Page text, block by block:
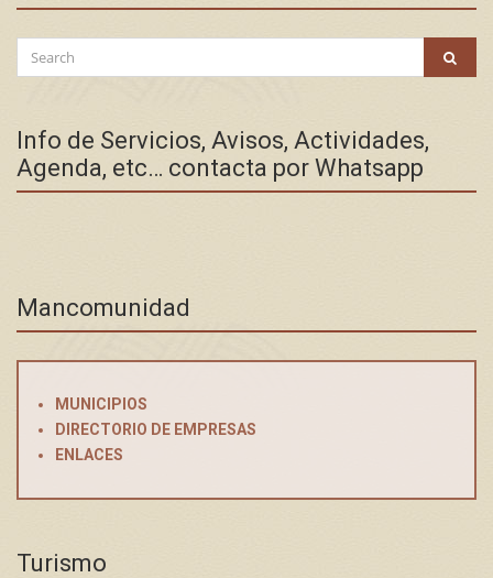
Search
for:
Info de Servicios, Avisos, Actividades,
Agenda, etc… contacta por Whatsapp
Mancomunidad
MUNICIPIOS
DIRECTORIO DE EMPRESAS
ENLACES
Turismo